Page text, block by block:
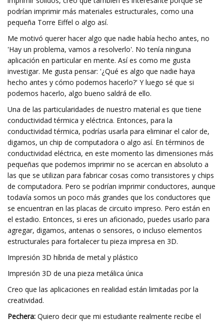
podrían imprimir más materiales estructurales, como una
pequeña Torre Eiffel o algo así.
Me motivó querer hacer algo que nadie había hecho antes, no
'Hay un problema, vamos a resolverlo'. No tenía ninguna
aplicación en particular en mente. Así es como me gusta
investigar. Me gusta pensar: '¿Qué es algo que nadie haya
hecho antes y cómo podemos hacerlo?' Y luego sé que si
podemos hacerlo, algo bueno saldrá de ello.
Una de las particularidades de nuestro material es que tiene
conductividad térmica y eléctrica. Entonces, para la
conductividad térmica, podrías usarla para eliminar el calor de,
digamos, un chip de computadora o algo así. En términos de
conductividad eléctrica, en este momento las dimensiones más
pequeñas que podemos imprimir no se acercan en absoluto a
las que se utilizan para fabricar cosas como transistores y chips
de computadora. Pero se podrían imprimir conductores, aunque
todavía somos un poco más grandes que los conductores que
se encuentran en las placas de circuito impreso. Pero están en
el estadio. Entonces, si eres un aficionado, puedes usarlo para
agregar, digamos, antenas o sensores, o incluso elementos
estructurales para fortalecer tu pieza impresa en 3D.
Impresión 3D híbrida de metal y plástico
Impresión 3D de una pieza metálica única
Creo que las aplicaciones en realidad están limitadas por la
creatividad.
Pechera: Quiero decir que mi estudiante realmente recibe el